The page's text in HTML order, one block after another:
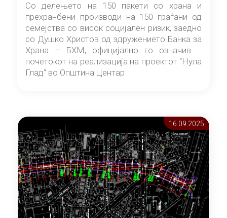
Со делењето на 150 пакети со храна и
прехранбени производи на 150 граѓани од
семејства со висок социјален ризик, заедно
со Душко Христов од здружението Банка за
Храна – БХМ, официјално го означивме
почетокот на реализација на проектот “Нула
Глад“ во Општина Центар
16.09 2025